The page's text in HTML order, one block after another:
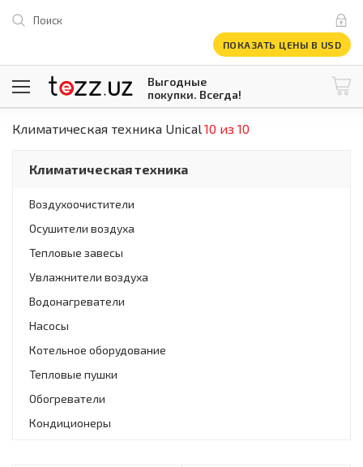
Поиск
ПОКАЗАТЬ ЦЕНЫ В USD
Выгодные
покупки. Всегда!
1 USD = 12 296.16 сум\ @tezzuz
Все категории
Компьютеры и оргтехника
Телевизоры
Климатическая техника
Встраиваемая техника
Инструменты и техника
Товары для дома
Климатическая техника
Встраиваемая техника
Крупнобытовая техника
Мелкая бытовая техника
Климатическая техника Unical10 из 10
Климатическая техника
Воздухоочистители
Осушители воздуха
Тепловые завесы
Увлажнители воздуха
Водонагреватели
Насосы
Котельное оборудование
Тепловые пушки
Обогреватели
Кондиционеры